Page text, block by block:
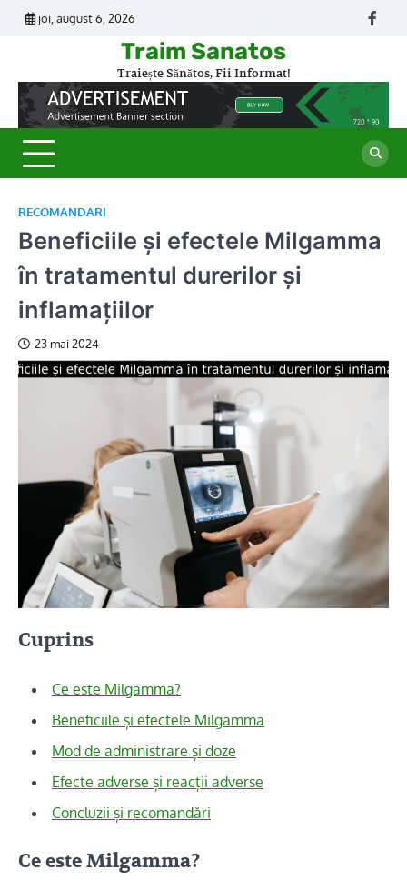
Skip
joi, august 6, 2026
Traim Sanatos
Traiește Sănătos, Fii Informat!
RECOMANDARI
Beneficiile și efectele Milgamma
în tratamentul durerilor și
inflamațiilor
23 mai 2024
Cuprins
Ce este Milgamma?
Beneficiile și efectele Milgamma
Mod de administrare și doze
Efecte adverse și reacții adverse
Concluzii și recomandări
Ce este Milgamma?